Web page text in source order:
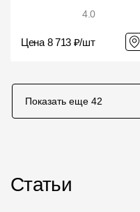
4.0
Цена 8 713 ₽/шт
Показать еще 42
Статьи